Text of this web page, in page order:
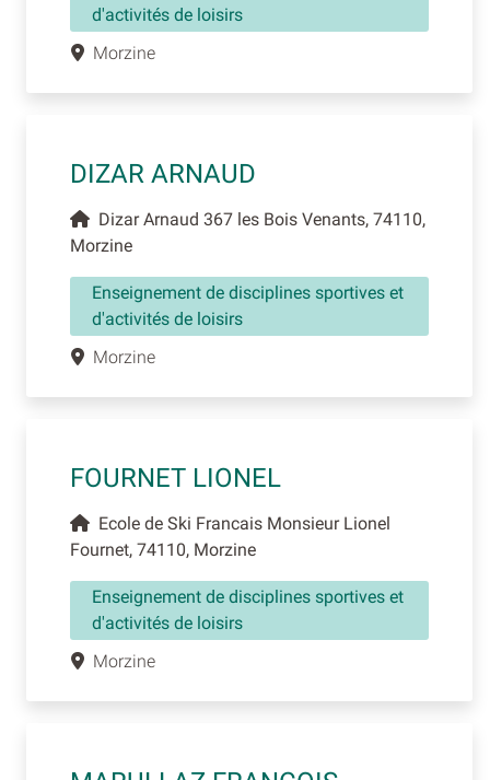
d'activités de loisirs
Morzine
DIZAR ARNAUD
Dizar Arnaud 367 les Bois Venants, 74110,
Morzine
Enseignement de disciplines sportives et
d'activités de loisirs
Morzine
FOURNET LIONEL
Ecole de Ski Francais Monsieur Lionel
Fournet, 74110, Morzine
Enseignement de disciplines sportives et
d'activités de loisirs
Morzine